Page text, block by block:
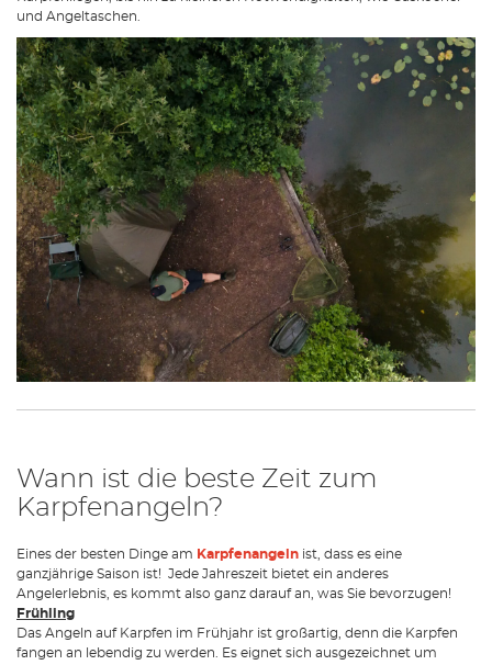
und Angeltaschen.
Wann ist die beste Zeit zum
Karpfenangeln?
Eines der besten Dinge am Karpfenangeln ist, dass es eine
ganzjährige Saison ist! Jede Jahreszeit bietet ein anderes
Angelerlebnis, es kommt also ganz darauf an, was Sie bevorzugen!
Frühling
Das Angeln auf Karpfen im Frühjahr ist großartig, denn die Karpfen
fangen an lebendig zu werden. Es eignet sich ausgezeichnet um